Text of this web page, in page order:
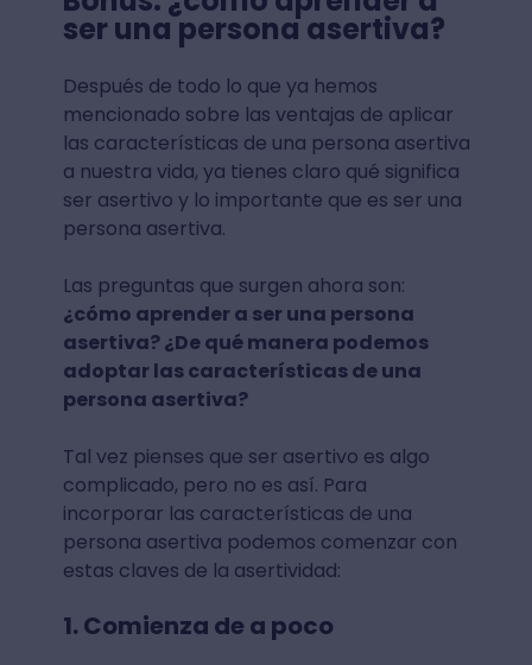
ser una persona asertiva?
Después de todo lo que ya hemos
mencionado sobre las ventajas de aplicar
las características de una persona asertiva
a nuestra vida, ya tienes claro qué significa
ser asertivo y lo importante que es ser una
persona asertiva.
Las preguntas que surgen ahora son:
¿cómo aprender a ser una persona
asertiva? ¿De qué manera podemos
adoptar las características de una
persona asertiva?
Tal vez pienses que ser asertivo es algo
complicado, pero no es así. Para
incorporar las características de una
persona asertiva podemos comenzar con
estas claves de la asertividad:
1. Comienza de a poco